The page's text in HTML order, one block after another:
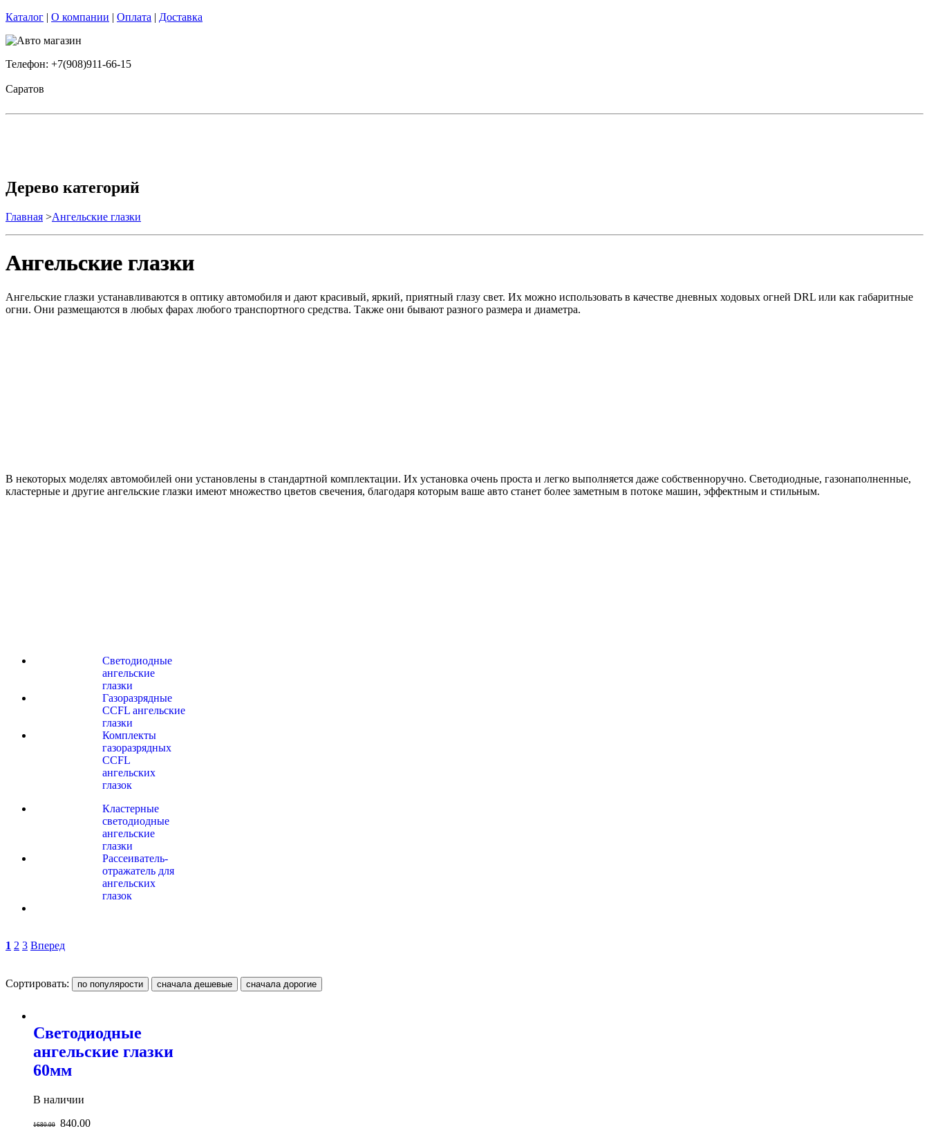
Каталог | О компании | Оплата | Доставка
Телефон: +7(908)911-66-15
Саратов
Дерево категорий
Главная >Ангельские глазки
Ангельские глазки
Ангельские глазки устанавливаются в оптику автомобиля и дают красивый, яркий, приятный глазу свет. Их можно использовать в качестве дневных ходовых огней DRL или как габаритные
огни. Они размещаются в любых фарах любого транспортного средства. Также они бывают разного размера и диаметра.
В некоторых моделях автомобилей они установлены в стандартной комплектации. Их установка очень проста и легко выполняется даже собственноручно. Светодиодные, газонаполненные,
кластерные и другие ангельские глазки имеют множество цветов свечения, благодаря которым ваше авто станет более заметным в потоке машин, эффектным и стильным.
Светодиодные
ангельские
глазки
Газоразрядные
CCFL ангельские
глазки
Комплекты
газоразрядных
CCFL
ангельских
глазок
Кластерные
светодиодные
ангельские
глазки
Рассеиватель-
отражатель для
ангельских
глазок
1 2 3 Вперед
Сортировать:
Светодиодные
ангельские глазки
60мм
В наличии
1680.00 840.00